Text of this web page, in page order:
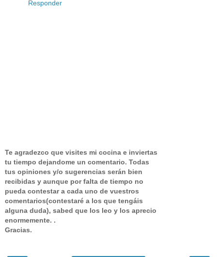
Responder
Te agradezco que visites mi cocina e inviertas
tu tiempo dejandome un comentario. Todas
tus opiniones y/o sugerencias serán bien
recibidas y aunque por falta de tiempo no
pueda contestar a cada uno de vuestros
comentarios(contestaré a los que tengáis
alguna duda), sabed que los leo y los aprecio
enormemente. .
Gracias.